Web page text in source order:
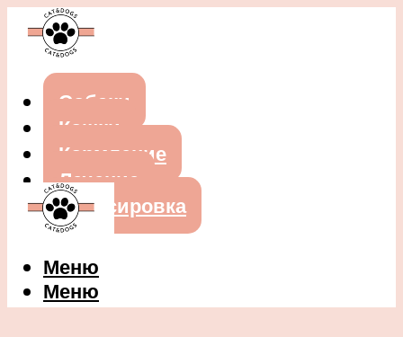
Собаки
Кошки
Кормление
Лечение
Дрессировка
Меню
Меню